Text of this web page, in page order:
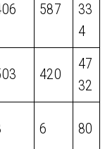
587
33
4
420
47
32
6 80